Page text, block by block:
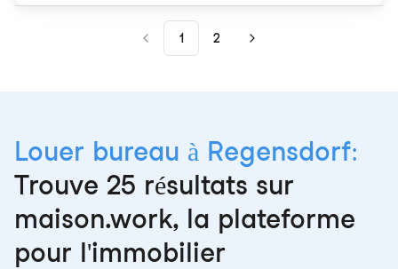
1 2
Louer bureau à Regensdorf:
Trouve 25 résultats sur
maison.work, la plateforme
pour l'immobilier